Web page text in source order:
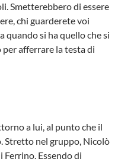
Smetterebbero di essere
chi guarderete voi
quando si ha quello che si
per afferrare la testa di
a lui, al punto che il
Stretto nel gruppo, Nicolò
Ferrino. Essendo di